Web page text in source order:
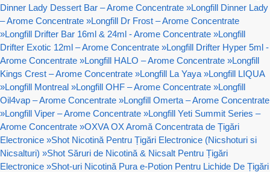
Dinner Lady Dessert Bar – Arome Concentrate »Longfill Dinner Lady
– Arome Concentrate »Longfill Dr Frost – Arome Concentrate
»Longfill Drifter Bar 16ml & 24ml - Arome Concentrate »Longfill
Drifter Exotic 12ml – Arome Concentrate »Longfill Drifter Hyper 5ml -
Arome Concentrate »Longfill HALO – Arome Concentrate »Longfill
Kings Crest – Arome Concentrate »Longfill La Yaya »Longfill LIQUA
»Longfill Montreal »Longfill OHF – Arome Concentrate »Longfill
Oil4vap – Arome Concentrate »Longfill Omerta – Arome Concentrate
»Longfill Viper – Arome Concentrate »Longfill Yeti Summit Series –
Arome Concentrate »OXVA OX Aromă Concentrata de Țigări
Electronice »Shot Nicotină Pentru Țigări Electronice (Nicshoturi si
Nicsalturi) »Shot Săruri de Nicotină & Nicsalt Pentru Țigări
Electronice »Shot-uri Nicotină Pura e-Potion Pentru Lichide De Țigări